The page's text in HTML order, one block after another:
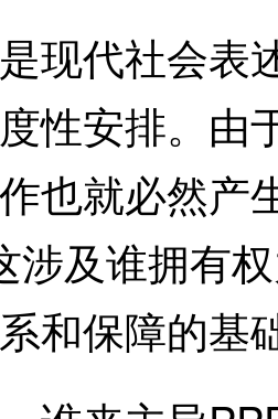
代社会表
性安排。由
也就必然产
涉及谁拥有
和保障的基